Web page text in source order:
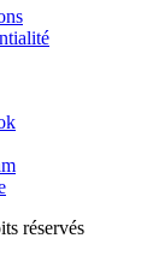
réservés